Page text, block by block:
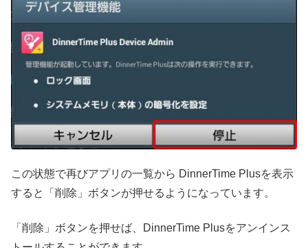
この状態で再びアプリの一覧から DinnerTime Plusを表示
すると「削除」ボタンが押せるようになっています。
「削除」ボタンを押せば、DinnerTime Plusをアンインス